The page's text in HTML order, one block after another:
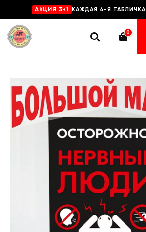
AKЦИЯ 3+1 КАЖДАЯ 4-Я ТАБЛИЧКА
0